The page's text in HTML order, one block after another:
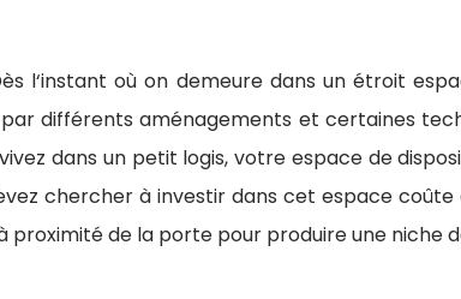
où on demeure dans un étroit
différents aménagements et certaines
dans un petit logis, votre espace de
chercher à investir dans cet espace
proximité de la porte pour produire une niche